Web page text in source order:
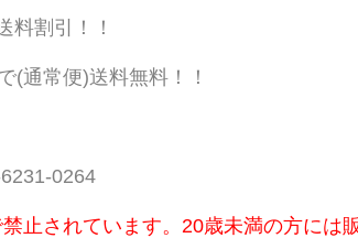
料割引！！
(通常便)送料無料！！
0264
止されています。20歳未満の方には